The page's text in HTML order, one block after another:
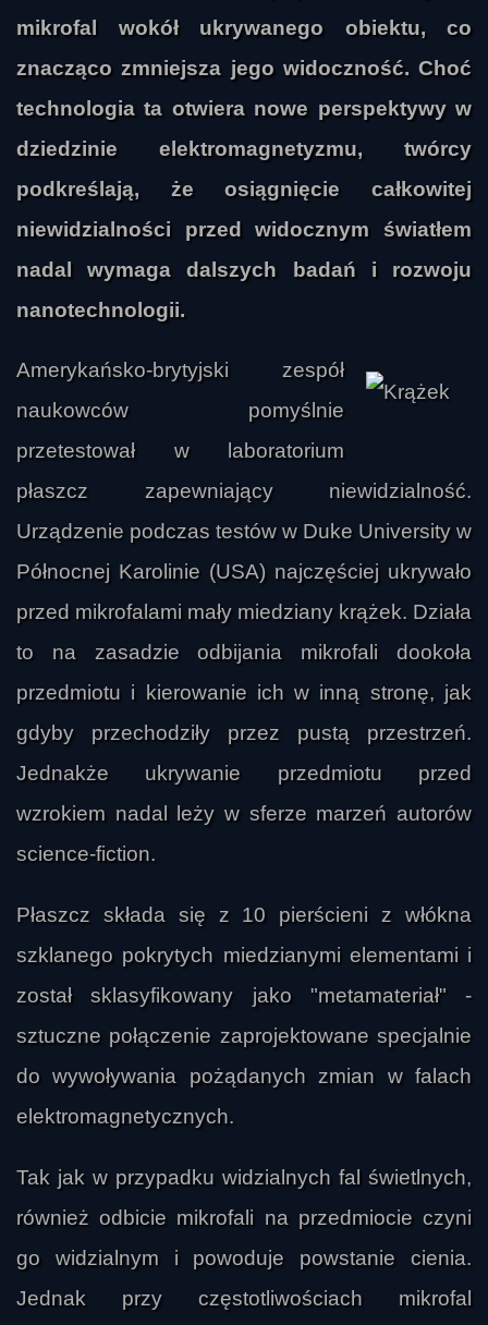
mikrofal wokół ukrywanego obiektu, co
znacząco zmniejsza jego widoczność. Choć
technologia ta otwiera nowe perspektywy w
dziedzinie elektromagnetyzmu, twórcy
podkreślają, że osiągnięcie całkowitej
niewidzialności przed widocznym światłem
nadal wymaga dalszych badań i rozwoju
nanotechnologii.
Amerykańsko-brytyjski zespół
naukowców pomyślnie
przetestował w laboratorium
płaszcz zapewniający niewidzialność.
Urządzenie podczas testów w Duke University w
Północnej Karolinie (USA) najczęściej ukrywało
przed mikrofalami mały miedziany krążek. Działa
to na zasadzie odbijania mikrofali dookoła
przedmiotu i kierowanie ich w inną stronę, jak
gdyby przechodziły przez pustą przestrzeń.
Jednakże ukrywanie przedmiotu przed
wzrokiem nadal leży w sferze marzeń autorów
science-fiction.
Płaszcz składa się z 10 pierścieni z włókna
szklanego pokrytych miedzianymi elementami i
został sklasyfikowany jako "metamateriał" -
sztuczne połączenie zaprojektowane specjalnie
do wywoływania pożądanych zmian w falach
elektromagnetycznych.
Tak jak w przypadku widzialnych fal świetlnych,
również odbicie mikrofali na przedmiocie czyni
go widzialnym i powoduje powstanie cienia.
Jednak przy częstotliwościach mikrofal